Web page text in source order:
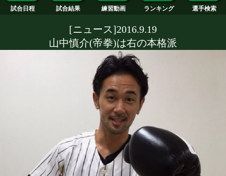
試合結果 練習動画 ランキング
[ニュース]2016.9.19
山中慎介(帝拳)は右の本格派